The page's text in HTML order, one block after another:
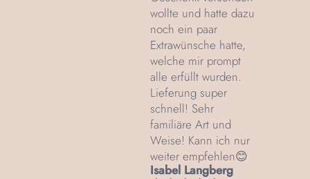
wollte und hatte dazu
noch ein paar
Extrawünsche hatte,
welche mir prompt
alle erfüllt wurden.
Lieferung super
schnell! Sehr
familiäre Art und
Weise! Kann ich nur
weiter empfehlen😊
Isabel Langberg